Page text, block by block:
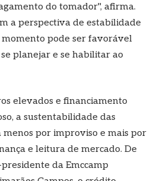
do tomador", afirma.
a perspectiva de estabilidade
momento pode ser favorável
planejar e se habilitar ao
elevados e financiamento
a sustentabilidade das
menos por improviso e mais por
e leitura de mercado. De
da Emccamp